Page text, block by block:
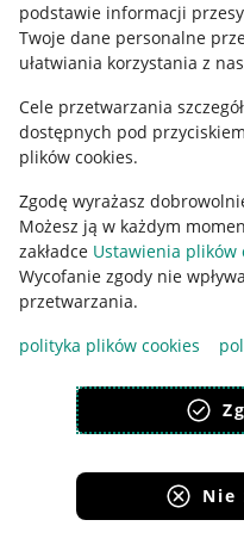
podstawie informacji
Twoje dane personalne
ułatwiania korzystania z
Cele przetwarzania
dostępnych pod
plików cookies.
Zgodę wyrażasz
Możesz ją w każdym
zakładce Ustawienia plików
Wycofanie zgody nie
przetwarzania.
polityka plików cookies
Nie
Polityka plików "cookies"
Ustawienia plików
Udostępnianie lokalizacji
Informacje dla Aktu o
Pobierz aplikację
Korzystanie z serwisu